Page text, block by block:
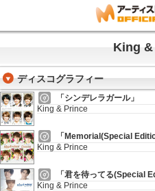
King
ディスコグラフィー
「シンデレラガール」
King & Prince
「Memorial(Special
King & Prince
「君を待ってる(Special
King & Prince